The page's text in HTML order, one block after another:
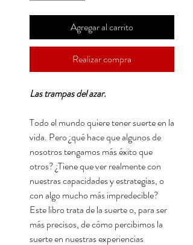
Agregar al carrito
Realizar compra
Las trampas del azar.
Todo el mundo quiere tener suerte en la
vida. Pero ¿qué hace que algunos de
nosotros tengamos más éxito que
otros? ¿Tiene que ver realmente con
nuestras capacidades y estrategias, o
con algo mucho más impredecible?
Este libro trata de la suerte o, para ser
más precisos, de cómo percibimos la
suerte en nuestras experiencias